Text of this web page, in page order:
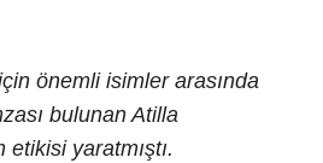
önemli isimler arasında
bulunan Atilla
yaratmıştı.